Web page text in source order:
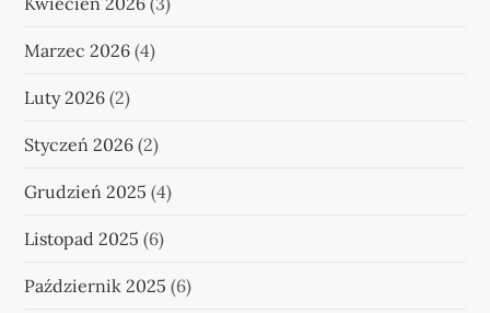
Marzec 2026 (4)
Luty 2026 (2)
Styczeń 2026 (2)
Grudzień 2025 (4)
Listopad 2025 (6)
Październik 2025 (6)